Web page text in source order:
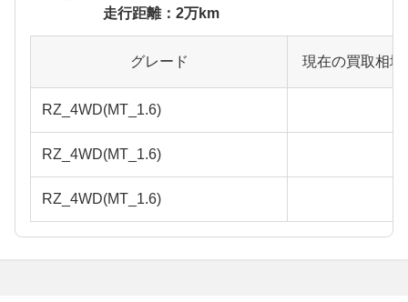
走行距離：2万km
グレード 現在の買取相
RZ_4WD(MT_1.6)
RZ_4WD(MT_1.6)
RZ_4WD(MT_1.6)